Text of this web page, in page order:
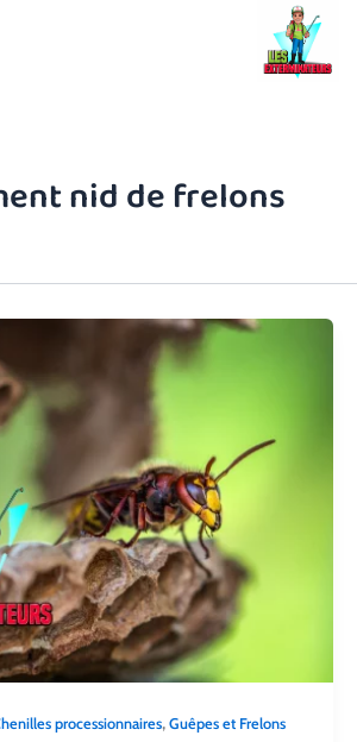
nid de frelons
processionnaires, Guêpes et Frelons